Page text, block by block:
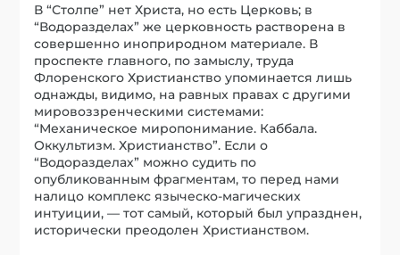
В “Столпе” нет Христа, но есть Церковь; в
“Водоразделах” же церковность растворена в
совершенно иноприродном материале. В
проспекте главного, по замыслу, труда
Флоренского Христианство упоминается лишь
однажды, видимо, на равных правах с другими
мировоззренческими системами:
“Механическое миропонимание. Каббала.
Оккультизм. Христианство”. Если о
“Водоразделах” можно судить по
опубликованным фрагментам, то перед нами
налицо комплекс языческо-магических
интуиции, — тот самый, который был упразднен,
исторически преодолен Христианством.